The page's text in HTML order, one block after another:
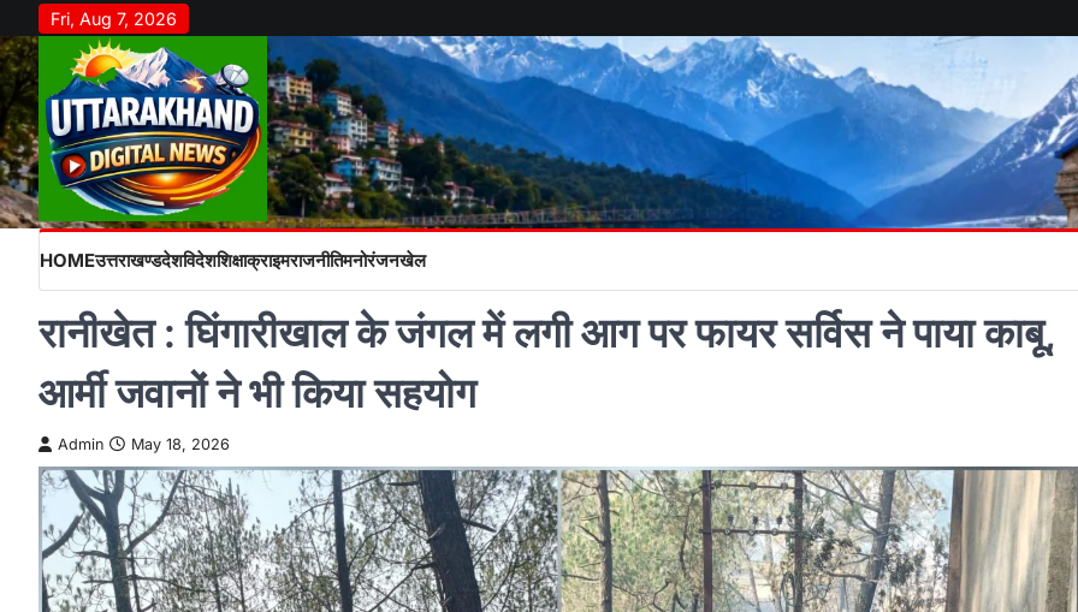
to
content
Fri, Aug 7, 2026
HOMEउत्तराखण्डदेशविदेशशिक्षाक्राइमराजनीतिमनोरंजनखेल
रानीखेत : घिंगारीखाल के जंगल में लगी आग पर फायर सर्विस ने पाया काबू,
आर्मी जवानों ने भी किया सहयोग
Admin May 18, 2026